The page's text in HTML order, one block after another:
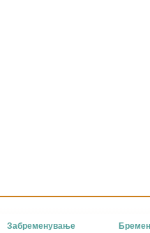
Забременување